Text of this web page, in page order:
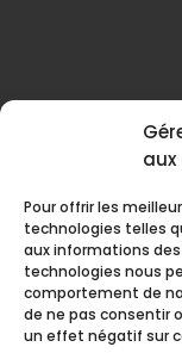
aux
Pour offrir les
technologies telles
aux informations
technologies nous
comportement de
de ne pas consentir
un effet négatif sur